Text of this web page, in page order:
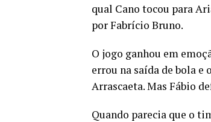
qual Cano tocou para
por Fabrício Bruno.
O jogo ganhou em
errou na saída de bola
Arrascaeta. Mas Fábio
Quando parecia que o